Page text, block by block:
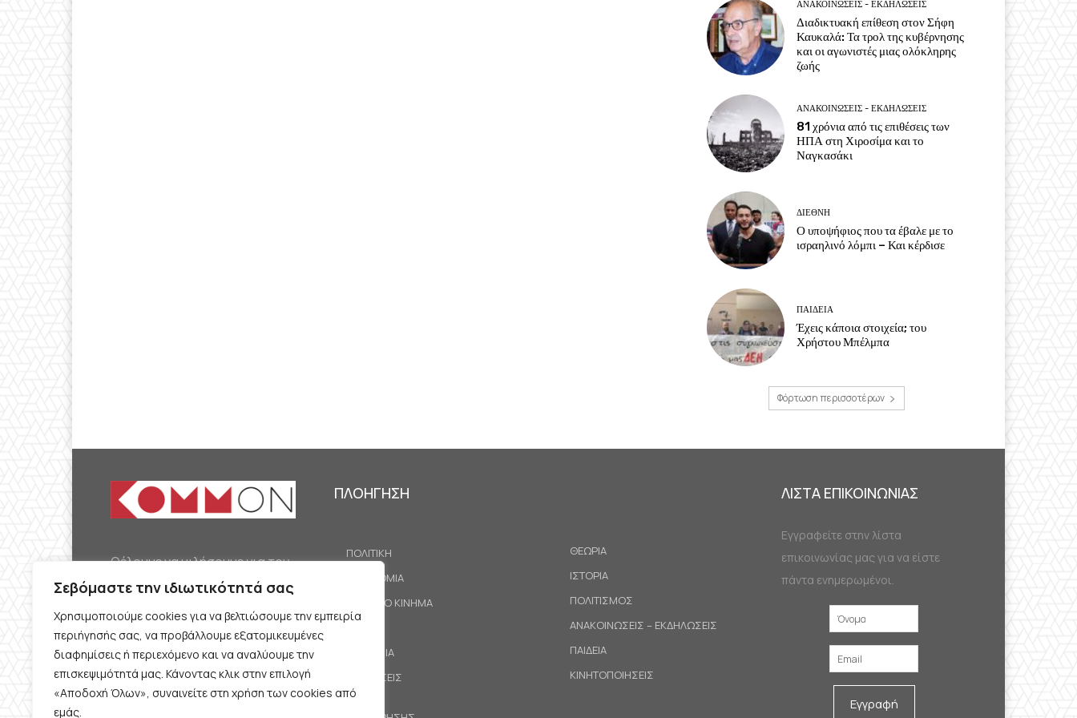
Σεβόμαστε την ιδιωτικότητά σας
Χρησιμοποιούμε cookies για να βελτιώσουμε την εμπειρία
περιήγησής σας, να προβάλλουμε εξατομικευμένες
διαφημίσεις ή περιεχόμενο και να αναλύουμε την
επισκεψιμότητά μας. Κάνοντας κλικ στην επιλογή
«Αποδοχή Όλων», συναινείτε στη χρήση των cookies από
εμάς.
ΑΝΑΚΟΙΝΩΣΕΙΣ - ΕΚΔΗΛΩΣΕΙΣ
Διαδικτυακή επίθεση στον Σήφη
Καυκαλά: Τα τρολ της κυβέρνησης
και οι αγωνιστές μιας ολόκληρης
ζωής
ΑΝΑΚΟΙΝΩΣΕΙΣ - ΕΚΔΗΛΩΣΕΙΣ
81 χρόνια από τις επιθέσεις των
ΗΠΑ στη Χιροσίμα και το
Ναγκασάκι
ΔΙΕΘΝΗ
Ο υποψήφιος που τα έβαλε με το
ισραηλινό λόμπι – Και κέρδισε
ΠΑΙΔΕΙΑ
Έχεις κάποια στοιχεία; του
Χρήστου Μπέλμπα
Φόρτωση περισσοτέρων
Θέλουμε να μιλήσουμε για τον
κομμουνισμό της εποχής μας,
την αναγκαία αλλά όχι
δεδομένη προοπτική.
Θέλουμε να μιλήσουμε
ταυτόχρονα για την
καθημερινή επιβίωση και τον
ΠΛΟΗΓΗΣΗ
ΠΟΛΙΤΙΚΗ
ΟΙΚΟΝΟΜΙΑ
ΕΡΓΑΤΙΚΟ ΚΙΝΗΜΑ
ΚΟΙΝΩΝΙΑ
ΠΡΟΤΑΣΕΙΣ
ΘΕΩΡΙΑ
ΙΣΤΟΡΙΑ
ΠΟΛΙΤΙΣΜΟΣ
ΑΝΑΚΟΙΝΩΣΕΙΣ – ΕΚΔΗΛΩΣΕΙΣ
ΠΑΙΔΕΙΑ
ΚΙΝΗΤΟΠΟΙΗΣΕΙΣ
ΛΙΣΤΑ ΕΠΙΚΟΙΝΩΝΙΑΣ
Εγγραφείτε στην λίστα
επικοινωνίας μας για να είστε
πάντα ενημερωμένοι.
Εγγραφή